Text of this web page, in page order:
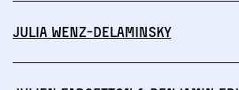
Julia Wenz-Delaminsky